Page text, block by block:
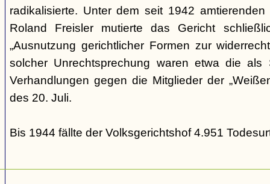
radikalisierte. Unter dem seit 1942 amtierenden
Roland Freisler mutierte das Gericht
„Ausnutzung gerichtlicher Formen zur
solcher Unrechtsprechung waren etwa die als
Verhandlungen gegen die Mitglieder der
des 20. Juli.
Bis 1944 fällte der Volksgerichtshof 4.951